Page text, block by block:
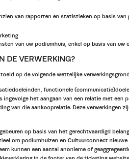
van rapporten en statistieken op basis
van uw podiumhuis, enkel op basis van
DE VERWERKING?
op de volgende wettelijke
functionele
ingevolge het aangaan van een relatie met
van die aankooprelatie. Deze verwerkingen
op basis van het gerechtvaardigd
om podiumhuizen en Cultuurconnect
kunnen een aantal anonieme of